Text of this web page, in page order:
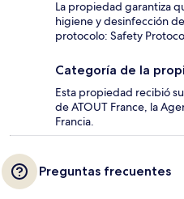
La propiedad garantiza
higiene y desinfección
protocolo: Safety
Categoría de la
Esta propiedad recibió
de ATOUT France, la
Francia.
Preguntas frecuentes